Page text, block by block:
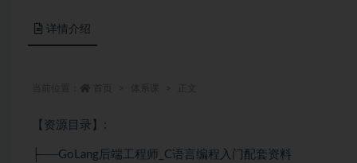
详情介绍
【资源目录】:
├──GoLang后端工程师_C语言编程入门配套资料